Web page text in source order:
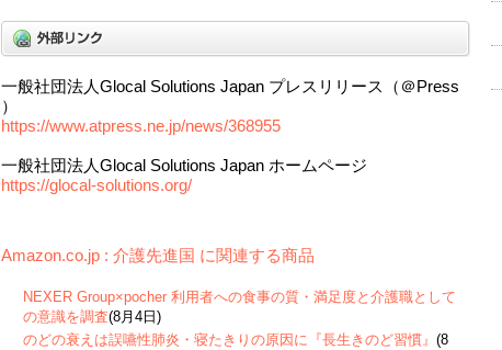
一般社団法人Glocal Solutions Japan プレスリリース（＠Press
）
https://www.atpress.ne.jp/news/368955
一般社団法人Glocal Solutions Japan ホームページ
https://glocal-solutions.org/
Amazon.co.jp : 介護先進国 に関連する商品
NEXER Group×pocher 利用者への食事の質・満足度と介護職として
の意識を調査(8月4日)
のどの衰えは誤嚥性肺炎・寝たきりの原因に『長生きのど習慣』 (8